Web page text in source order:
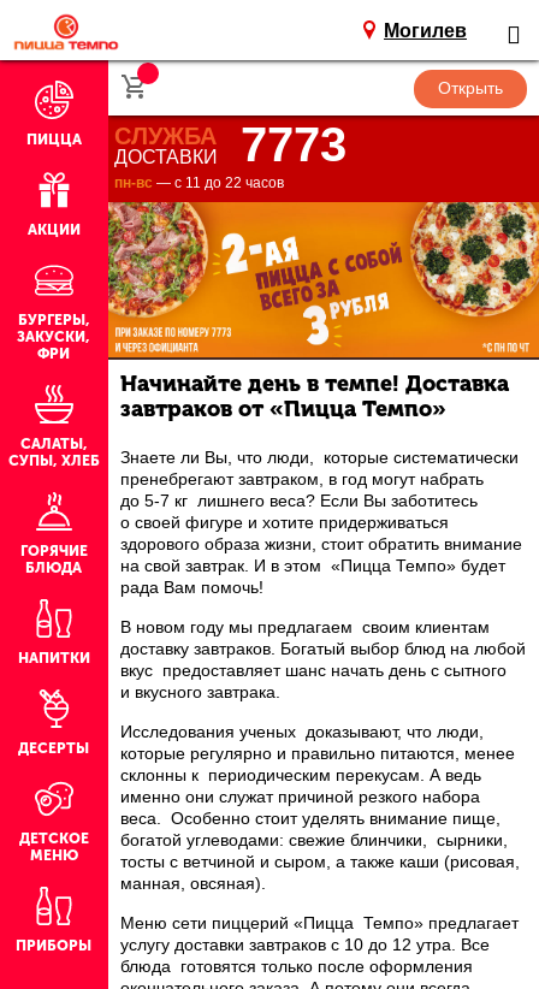
Могилев
ПИЦЦА
АКЦИИ
БУРГЕРЫ,
ЗАКУСКИ,
ФРИ
САЛАТЫ,
СУПЫ, ХЛЕБ
ГОРЯЧИЕ
БЛЮДА
НАПИТКИ
ДЕСЕРТЫ
ДЕТСКОЕ
МЕНЮ
ПРИБОРЫ
СЛУЖБА
ДОСТАВКИ 7773
пн-вс — с 11 до 22 часов
Начинайте день в темпе! Доставка
завтраков от «Пицца Темпо»
Знаете ли Вы, что люди, которые систематически
пренебрегают завтраком, в год могут набрать
до 5-7 кг лишнего веса? Если Вы заботитесь
о своей фигуре и хотите придерживаться
здорового образа жизни, стоит обратить внимание
на свой завтрак. И в этом «Пицца Темпо» будет
рада Вам помочь!
В новом году мы предлагаем своим клиентам
доставку завтраков. Богатый выбор блюд на любой
вкус предоставляет шанс начать день с сытного
и вкусного завтрака.
Исследования ученых доказывают, что люди,
которые регулярно и правильно питаются, менее
склонны к периодическим перекусам. А ведь
именно они служат причиной резкого набора
веса. Особенно стоит уделять внимание пище,
богатой углеводами: свежие блинчики, сырники,
тосты с ветчиной и сыром, а также каши (рисовая,
манная, овсяная).
Меню сети пиццерий «Пицца Темпо» предлагает
услугу доставки завтраков с 10 до 12 утра. Все
блюда готовятся только после оформления